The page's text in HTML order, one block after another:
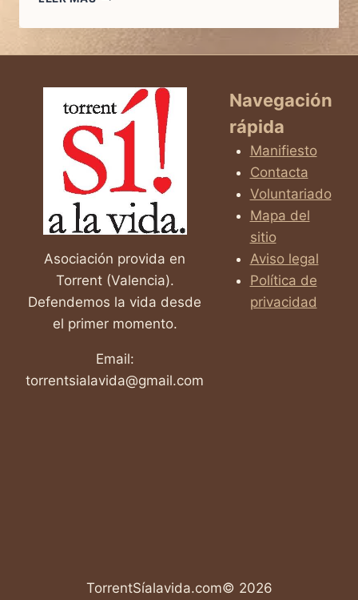
A
LA
Asociación provida en
Torrent (Valencia).
Defendemos la vida desde
el primer momento.
Email:
torrentsialavida@gmail.com
Navegación
rápida
Manifiesto
Contacta
Voluntariado
Mapa del
sitio
Aviso legal
Política de
privacidad
TorrentSíalavida.com© 2026